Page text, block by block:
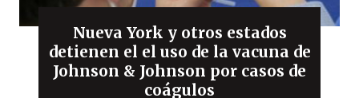
Nueva York y otros estados
detienen el el uso de la vacuna de
Johnson & Johnson por casos de
coágulos